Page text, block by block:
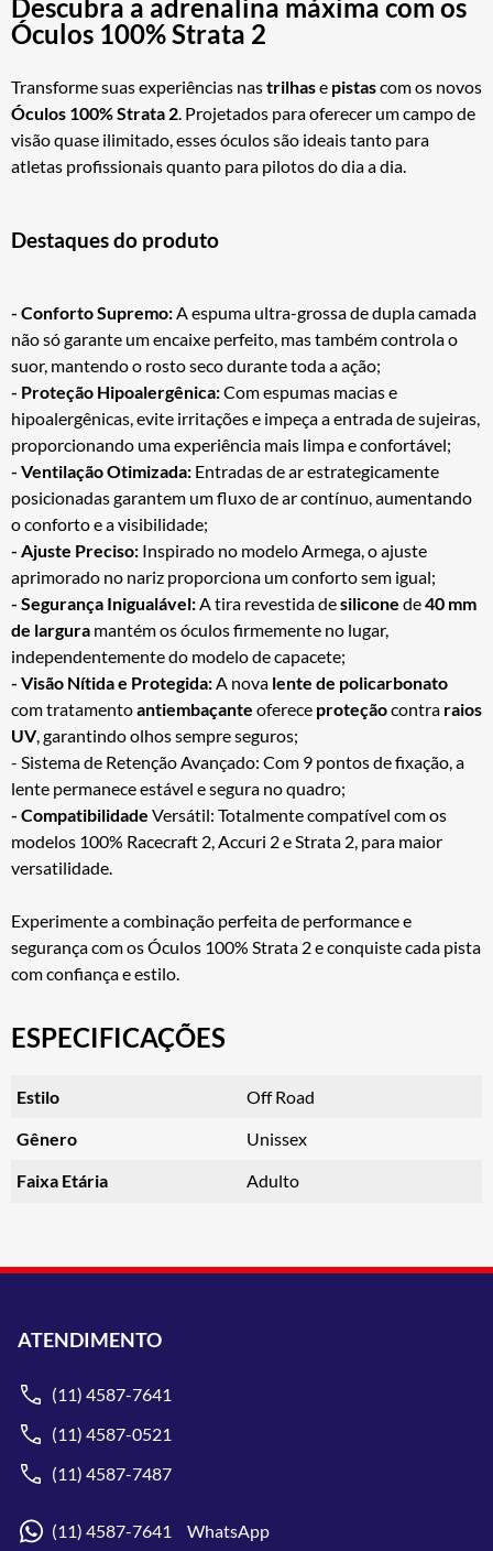
Descubra a adrenalina máxima com os
Óculos 100% Strata 2
Transforme suas experiências nastrilhase pistascom os novos
Óculos 100% Strata 2. Projetados para oferecer um campo de
visão quase ilimitado, esses óculos são ideais tanto para
atletas profissionais quanto para pilotos do dia a dia.
Destaques do produto
- Conforto Supremo:A espuma ultra-grossa de dupla camada
não só garante um encaixe perfeito, mas também controla o
suor, mantendo o rosto seco durante toda a ação;
- Proteção Hipoalergênica:Com espumas macias e
hipoalergênicas, evite irritações e impeça a entrada de sujeiras,
proporcionando uma experiência mais limpa e confortável;
- Ventilação Otimizada: Entradas de ar estrategicamente
posicionadas garantem um fluxo de ar contínuo, aumentando
o conforto e a visibilidade;
- Ajuste Preciso: Inspirado no modelo Armega, o ajuste
aprimorado no nariz proporciona um conforto sem igual;
- Segurança Inigualável:A tira revestida desilicone de40 mm
de largura mantém os óculos firmemente no lugar,
independentemente do modelo de capacete;
- Visão Nítida e Protegida:A nova lente de policarbonato
com tratamentoantiembaçante oferece proteçãocontra raios
UV, garantindo olhos sempre seguros;
- Sistema de Retenção Avançado: Com 9 pontos de fixação, a
lente permanece estável e segura no quadro;
- Compatibilidade Versátil: Totalmente compatível com os
modelos 100% Racecraft 2, Accuri 2 e Strata 2, para maior
versatilidade.
Experimente a combinação perfeita de performance e
segurança com os Óculos 100% Strata 2 e conquiste cada pista
com confiança e estilo.
ESPECIFICAÇÕES
Estilo Off Road
Gênero Unissex
Faixa Etária Adulto
ATENDIMENTO
(11) 4587-7641
(11) 4587-0521
(11) 4587-7487
(11) 4587-7641 WhatsApp